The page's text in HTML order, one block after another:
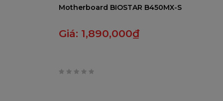
Motherboard BIOSTAR B450MX-S
Giá: 1,890,000₫